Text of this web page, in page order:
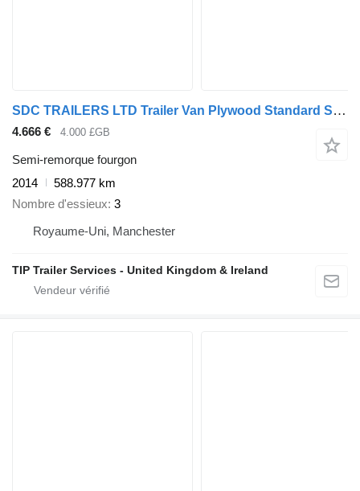
SDC TRAILERS LTD Trailer Van Plywood Standard Straight
4.666 € 4.000 £GB
Semi-remorque fourgon
2014
588.977 km
Nombre d'essieux 3
Royaume-Uni, Manchester
TIP Trailer Services - United Kingdom & Ireland